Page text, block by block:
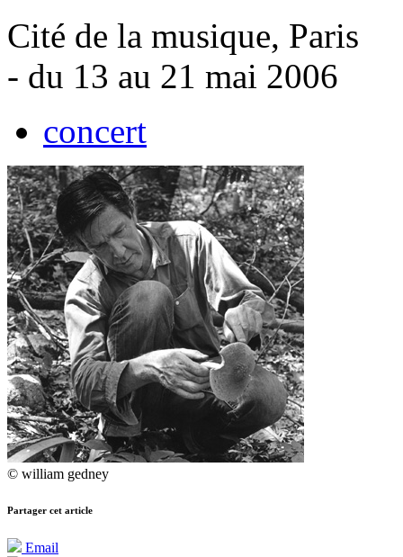
Cité de la musique, Paris
- du 13 au 21 mai 2006
concert
© william gedney
Partager cet article
Email